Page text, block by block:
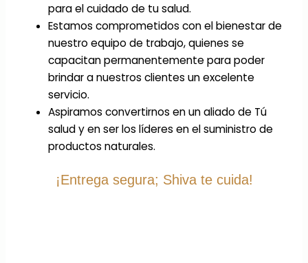
para el cuidado de tu salud.
Estamos comprometidos con el bienestar de
nuestro equipo de trabajo, quienes se
capacitan permanentemente para poder
brindar a nuestros clientes un excelente
servicio.
Aspiramos convertirnos en un aliado de Tú
salud y en ser los líderes en el suministro de
productos naturales.
¡Entrega segura; Shiva te cuida!